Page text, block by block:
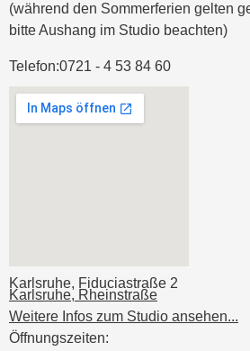
(während den Sommerferien gelten
bitte Aushang im Studio beachten)
Telefon:0721 - 4 53 84 60
Karlsruhe, Fiduciastraße 2
Karlsruhe, Rheinstraße
Weitere Infos zum Studio ansehen...
Öffnungszeiten: